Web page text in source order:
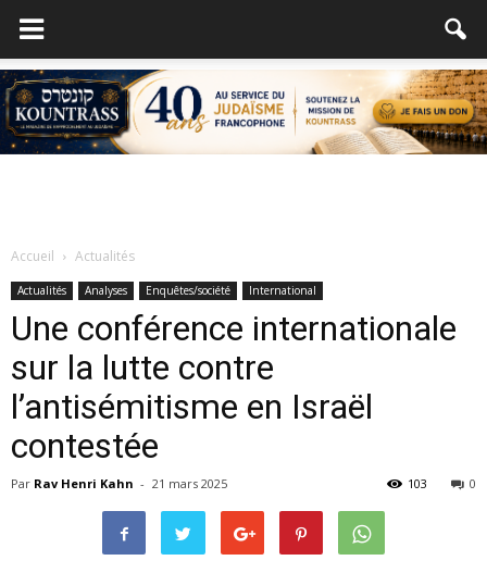
Accueil Actualités
Actualités Analyses Enquêtes/société International
Une conférence internationale
sur la lutte contre
l’antisémitisme en Israël
contestée
Par Rav Henri Kahn - 21 mars 2025 0
103